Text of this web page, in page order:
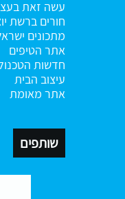
עשה זאת
חורים ברשת
מתכונים
אתר הטיפים
חדשות
עיצוב הבית
אתר מאומת
שותפים